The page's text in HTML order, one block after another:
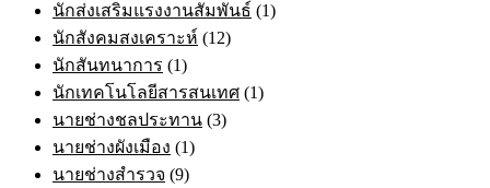
นักส่งเสริมแรงงานสัมพันธ์ (1)
นักสังคมสงเคราะห์ (12)
นักสันทนาการ (1)
นักเทคโนโลยีสารสนเทศ (1)
นายช่างชลประทาน (3)
นายช่างผังเมือง (1)
นายช่างสำรวจ (9)